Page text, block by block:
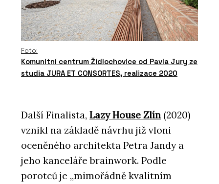
Foto:
Komunitní centrum Židlochovice od Pavla Jury ze
studia JURA ET CONSORTES, realizace 2020
Další Finalista, Lazy House Zlín (2020)
vznikl na základě návrhu již vloni
oceněného architekta Petra Jandy a
jeho kanceláře brainwork. Podle
porotců je „mimořádně kvalitním